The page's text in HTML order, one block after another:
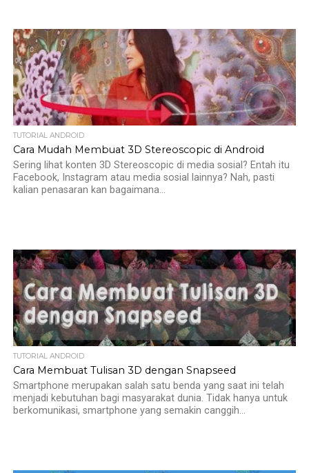
TUTORIAL ANDROID
Cara Mudah Membuat 3D Stereoscopic di Android
Sering lihat konten 3D Stereoscopic di media sosial? Entah itu
Facebook, Instagram atau media sosial lainnya? Nah, pasti
kalian penasaran kan bagaimana...
TUTORIAL ANDROID
Cara Membuat Tulisan 3D dengan Snapseed
Smartphone merupakan salah satu benda yang saat ini telah
menjadi kebutuhan bagi masyarakat dunia. Tidak hanya untuk
berkomunikasi, smartphone yang semakin canggih...